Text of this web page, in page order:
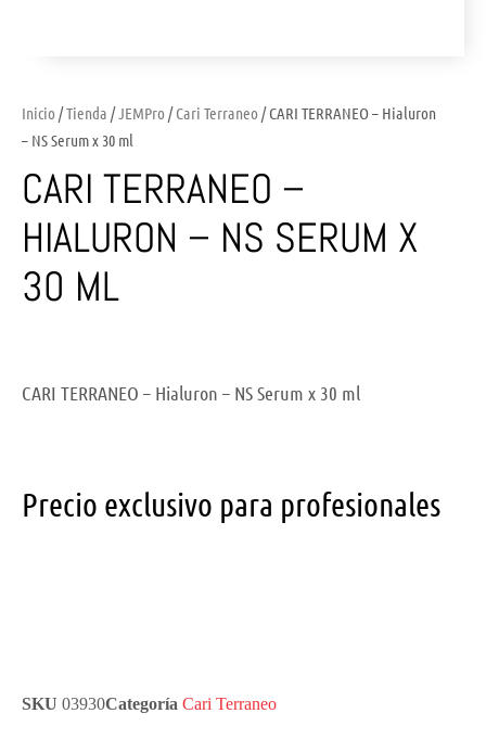
Inicio /Tienda /JEMPro /Cari Terraneo / CARI TERRANEO – Hialuron
– NS Serum x 30 ml
CARI TERRANEO –
HIALURON – NS SERUM X
30 ML
CARI TERRANEO – Hialuron – NS Serum x 30 ml
Precio exclusivo para profesionales
SKU 03930Categoría Cari Terraneo